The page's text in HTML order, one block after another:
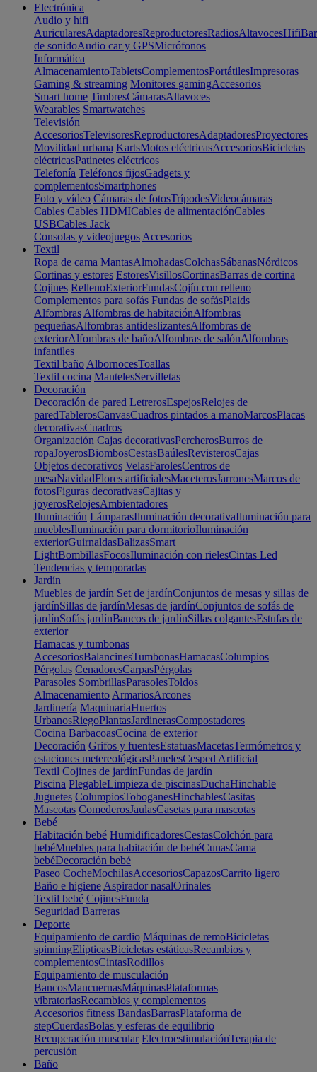
Electrónica
Audio y hifi
AuricularesAdaptadoresReproductoresRadiosAltavocesHifi
de sonidoAudio car y GPSMicrófonos
Informática
AlmacenamientoTabletsComplementosPortátilesImpresoras
Gaming & streaming Monitores gamingAccesorios
Smart home TimbresCámarasAltavoces
Wearables Smartwatches
Televisión
AccesoriosTelevisoresReproductoresAdaptadoresProyectores
Movilidad urbana KartsMotos eléctricasAccesoriosBicicletas
eléctricasPatinetes eléctricos
Telefonía Teléfonos fijosGadgets y
complementosSmartphones
Foto y vídeo Cámaras de fotosTrípodesVideocámaras
Cables Cables HDMICables de alimentaciónCables
USBCables Jack
Consolas y videojuegos Accesorios
Textil
Ropa de cama MantasAlmohadasColchasSábanasNórdicos
Cortinas y estores EstoresVisillosCortinasBarras de cortina
Cojines RellenoExteriorFundasCojín con relleno
Complementos para sofás Fundas de sofásPlaids
Alfombras Alfombras de habitaciónAlfombras
pequeñasAlfombras antideslizantesAlfombras de
exteriorAlfombras de bañoAlfombras de salónAlfombras
infantiles
Textil baño AlbornocesToallas
Textil cocina MantelesServilletas
Decoración
Decoración de pared LetrerosEspejosRelojes de
paredTablerosCanvasCuadros pintados a manoMarcosPlacas
decorativasCuadros
Organización Cajas decorativasPercherosBurros de
ropaJoyerosBiombosCestasBaúlesRevisterosCajas
Objetos decorativos VelasFarolesCentros de
mesaNavidadFlores artificialesMaceterosJarronesMarcos de
fotosFiguras decorativasCajitas y
joyerosRelojesAmbientadores
Iluminación LámparasIluminación decorativaIluminación para
mueblesIluminación para dormitorioIluminación
exteriorGuirnaldasBalizasSmart
LightBombillasFocosIluminación con rielesCintas Led
Tendencias y temporadas
Jardín
Muebles de jardín Set de jardínConjuntos de mesas y sillas de
jardínSillas de jardínMesas de jardínConjuntos de sofás de
jardínSofás jardínBancos de jardínSillas colgantesEstufas de
exterior
Hamacas y tumbonas
AccesoriosBalancinesTumbonasHamacasColumpios
Pérgolas CenadoresCarpasPérgolas
Parasoles SombrillasParasolesToldos
Almacenamiento ArmariosArcones
Jardinería MaquinariaHuertos
UrbanosRiegoPlantasJardinerasCompostadores
Cocina BarbacoasCocina de exterior
Decoración Grifos y fuentesEstatuasMacetasTermómetros y
estaciones metereológicasPanelesCesped Artificial
Textil Cojines de jardínFundas de jardín
Piscina PlegableLimpieza de piscinasDuchaHinchable
Juguetes ColumpiosToboganesHinchablesCasitas
Mascotas ComederosJaulasCasetas para mascotas
Bebé
Habitación bebé HumidificadoresCestasColchón para
bebéMuebles para habitación de bebéCunasCama
bebéDecoración bebé
Paseo CocheMochilasAccesoriosCapazosCarrito ligero
Baño e higiene Aspirador nasalOrinales
Textil bebé CojinesFunda
Seguridad Barreras
Deporte
Equipamiento de cardio Máquinas de remoBicicletas
spinningElípticasBicicletas estáticasRecambios y
complementosCintasRodillos
Equipamiento de musculación
BancosMancuernasMáquinasPlataformas
vibratoriasRecambios y complementos
Accesorios fitness BandasBarrasPlataforma de
stepCuerdasBolas y esferas de equilibrio
Recuperación muscular ElectroestimulaciónTerapia de
percusión
Baño